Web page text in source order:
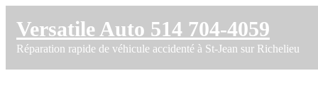
Versatile Auto 514 704-4059
Réparation rapide de véhicule accidenté à St-Jean sur Richelieu